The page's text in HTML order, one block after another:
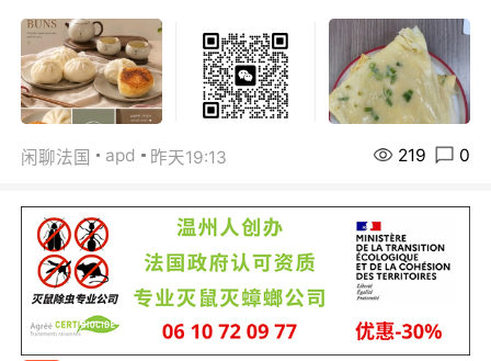
闲聊法国 apd 昨天19:13 219 0